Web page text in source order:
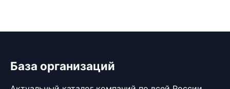
База организаций